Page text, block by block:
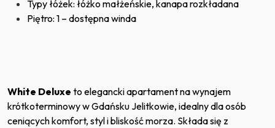
Typy łóżek: łóżko małżeńskie, kanapa rozkładana
Piętro: 1 – dostępna winda
White Deluxe to elegancki apartament na wynajem
krótkoterminowy w Gdańsku Jelitkowie, idealny dla osób
ceniących komfort, styl i bliskość morza. Składa się z